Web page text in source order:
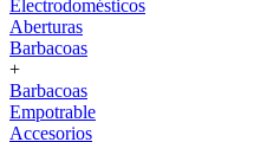
Electrodomésticos
Aberturas
Barbacoas
+
Barbacoas
Empotrable
Accesorios